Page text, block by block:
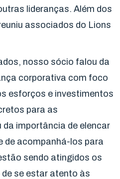
lideranças. Além dos
associados do Lions
nosso sócio falou da
corporativa com foco
esforços e investimentos
para as
importância de elencar
de acompanhá-los para
sendo atingidos os
se estar atento às